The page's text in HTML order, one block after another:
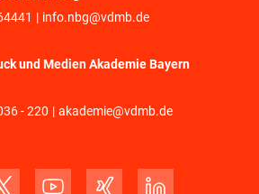
| info.nbg@vdmb.de
und Medien Akademie Bayern
- 220 | akademie@vdmb.de